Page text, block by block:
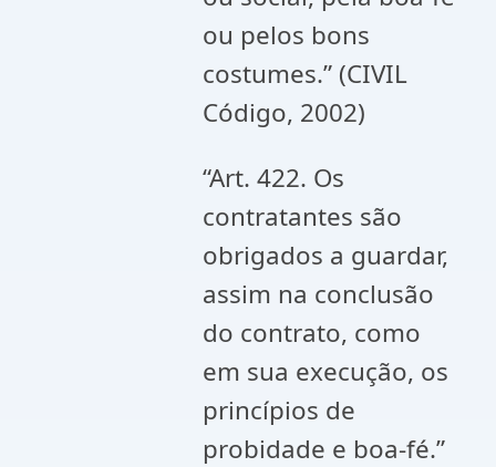
ou pelos bons
costumes.” (CIVIL
Código, 2002)
“Art. 422. Os
contratantes são
obrigados a guardar,
assim na conclusão
do contrato, como
em sua execução, os
princípios de
probidade e boa-fé.”